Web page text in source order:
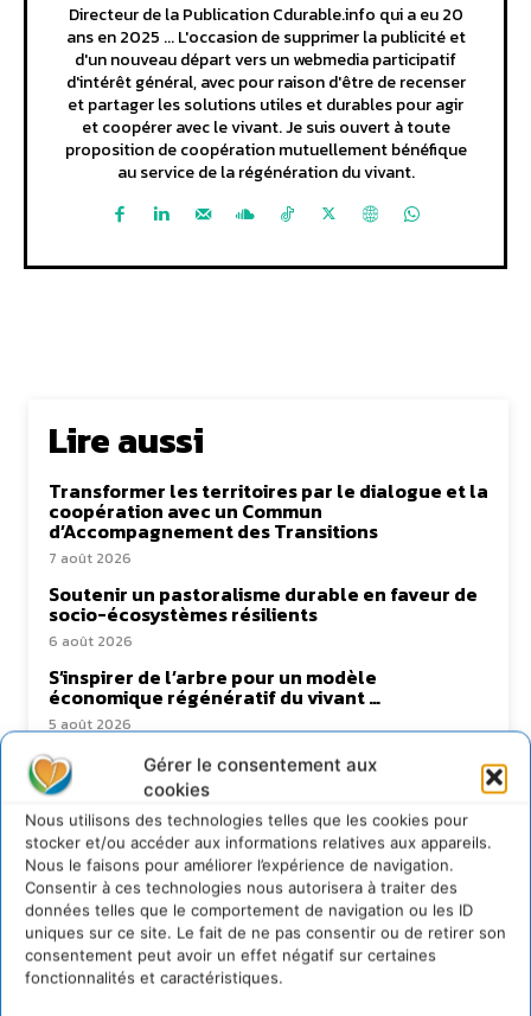
Gérer le consentement aux
cookies
Nous utilisons des technologies telles que les cookies pour
stocker et/ou accéder aux informations relatives aux appareils.
Nous le faisons pour améliorer l’expérience de navigation.
Consentir à ces technologies nous autorisera à traiter des
données telles que le comportement de navigation ou les ID
uniques sur ce site. Le fait de ne pas consentir ou de retirer son
consentement peut avoir un effet négatif sur certaines
fonctionnalités et caractéristiques.
Directeur de la Publication Cdurable.info qui a eu 20
ans en 2025 ... L'occasion de supprimer la publicité et
d'un nouveau départ vers un webmedia participatif
d'intérêt général, avec pour raison d'être de recenser
et partager les solutions utiles et durables pour agir
et coopérer avec le vivant. Je suis ouvert à toute
proposition de coopération mutuellement bénéfique
au service de la régénération du vivant.
Lire aussi
Transformer les territoires par le dialogue et la
coopération avec un Commun
d’Accompagnement des Transitions
7 août 2026
Soutenir un pastoralisme durable en faveur de
socio-écosystèmes résilients
6 août 2026
S’inspirer de l’arbre pour un modèle
économique régénératif du vivant …
5 août 2026
IPBES : le « GIEC de la biodiversité » appelle les
entreprises à devenir des alliées du vivant
Newsletter